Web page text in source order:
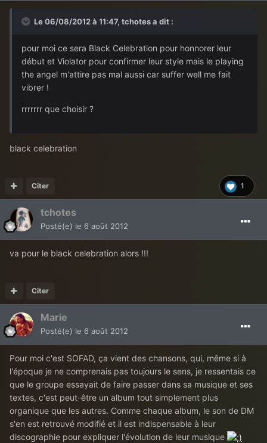
Le 06/08/2012 à 11:47, tchotes a dit :
pour moi ce sera Black Celebration pour honnorer leur
début et Violator pour confirmer leur style mais le playing
the angel m'attire pas mal aussi car suffer well me fait
vibrer !
rrrrrrr que choisir ?
black celebration
1
Citer
tchotes
Posté(e) le 6 août 2012
va pour le black celebration alors !!!
Citer
Marie
Posté(e) le 6 août 2012
Pour moi c'est SOFAD, ça vient des chansons, qui, même si à
l'époque je ne comprenais pas toujours le sens, je ressentais ce
que le groupe essayait de faire passer dans sa musique et ses
textes, c'est peut-être un album tout simplement plus
organique que les autres. Comme chaque album, le son de DM
s'en est retrouvé modifié et il est indispensable à leur
discographie pour expliquer l'évolution de leur musique